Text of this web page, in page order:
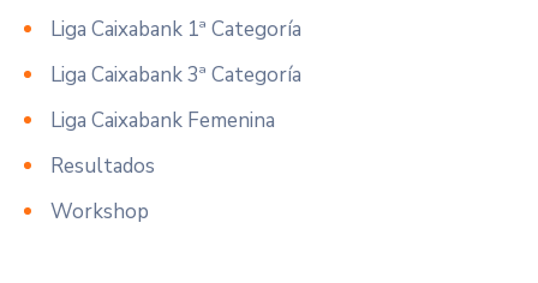
Liga Caixabank 1ª Categoría
Liga Caixabank 3ª Categoría
Liga Caixabank Femenina
Resultados
Workshop